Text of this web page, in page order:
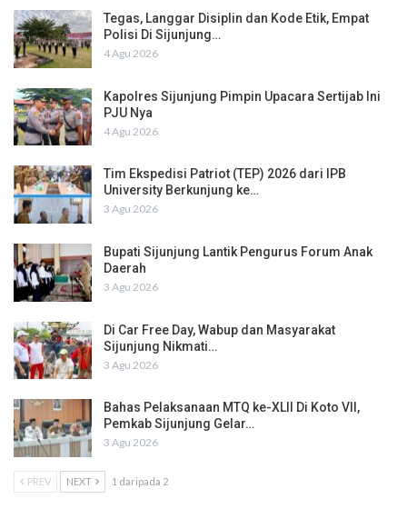
Tegas, Langgar Disiplin dan Kode Etik, Empat
Polisi Di Sijunjung…
4 Agu 2026
Kapolres Sijunjung Pimpin Upacara Sertijab Ini
PJU Nya
4 Agu 2026
Tim Ekspedisi Patriot (TEP) 2026 dari IPB
University Berkunjung ke…
3 Agu 2026
Bupati Sijunjung Lantik Pengurus Forum Anak
Daerah
3 Agu 2026
Di Car Free Day, Wabup dan Masyarakat
Sijunjung Nikmati…
3 Agu 2026
Bahas Pelaksanaan MTQ ke-XLII Di Koto VII,
Pemkab Sijunjung Gelar…
3 Agu 2026
PREV NEXT 1 daripada 2